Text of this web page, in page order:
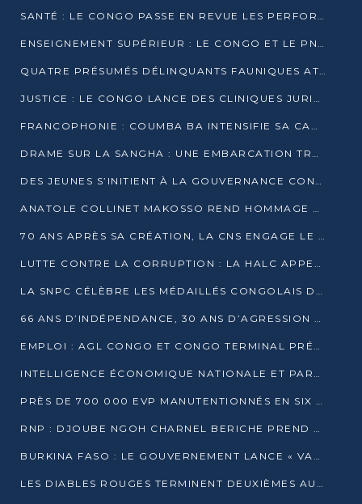
SANTÉ : LE CONGO PASSE EN REVUE LES PERFORMANCES DE SES HÔPITAUX À MI-PARCOURS
ENSEIGNEMENT SUPÉRIEUR : LE CONGO ET LE PNUD VEULENT RAPPROCHER LA FORMATION UNIVERSITAIRE DES BESOINS DU MARCHÉ DE L’EMPLOI
QUATRE PRÉSUMÉS DÉLINQUANTS FAUNIQUES ATTENDUS DEVANT LA JUSTICE POUR TRAFIC D’IVOIRE
JUSTICE : LE CONGO LANCE DES CLINIQUES JURIDIQUES POUR RAPPROCHER LE DROIT DES CITOYENS
FRANCOPHONIE : COUMBA BA INTENSIFIE SA CAMPAGNE POUR LA SUCCESSION À LA TÊTE DE L’OIF
DRAME SUR LA SANGHA : UNE EMBARCATION TRANSPORTANT DES FIDÈLES DE « NZAMBÉ YA L’HUILE » FAIT NAUFRAGE À OUESSO
DES JEUNES S’INITIENT À LA GOUVERNANCE CONTINENTALE À BRAZZAVILLE
ANATOLE COLLINET MAKOSSO REND HOMMAGE À JEAN-PAUL PIGASSE
70 ANS APRÈS SA CRÉATION, LA CNS ENGAGE LE VIRAGE DE LA DIGITALISATION
LUTTE CONTRE LA CORRUPTION : LA HALC APPELLE À PASSER DES DISCOURS AUX ACTES
LA SNPC CÉLÈBRE LES MÉDAILLÉS CONGOLAIS DES OLYMPIADES PANAFRICAINES DE MATHÉMATIQUES 2026
66 ANS D’INDÉPENDANCE, 30 ANS D’AGRESSION RWANDAISE : 4 PRÉSIDENCES, UN ÉCHEC COLLECTIF
EMPLOI : AGL CONGO ET CONGO TERMINAL PRÉSÉLECTIONNENT PLUS DE 70 JEUNES À POINTE-NOIRE
INTELLIGENCE ÉCONOMIQUE NATIONALE ET PARTENARIATS INTERNATIONAUX : VERS UNE DOCTRINE SOUVERAINE DE SÉCURITÉ ÉCONOMIQUE
PRÈS DE 700 000 EVP MANUTENTIONNÉS EN SIX MOIS PAR CONGO TERMINAL
RNP : DJOUBE NGOH CHARNEL BERICHE PREND LES RÊNES DU PARTI
BURKINA FASO : LE GOUVERNEMENT LANCE « VACANCES UTILES 2026 » POUR FORMER LES ÉLÈVES À 15 MÉTIERS
LES DIABLES ROUGES TERMINENT DEUXIÈMES AU CHAMPIONNAT D’AFRIQUE ZONE 3